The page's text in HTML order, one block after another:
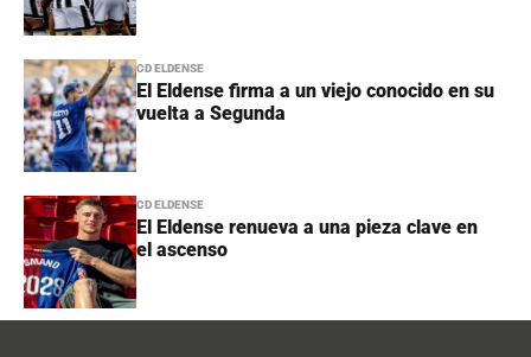
CD ELDENSE
El Eldense firma a un viejo conocido en su
vuelta a Segunda
CD ELDENSE
El Eldense renueva a una pieza clave en
el ascenso